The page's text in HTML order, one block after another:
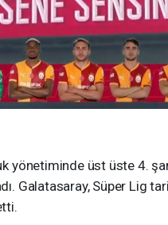
yönetiminde üst üste 4.
Galatasaray, Süper Lig